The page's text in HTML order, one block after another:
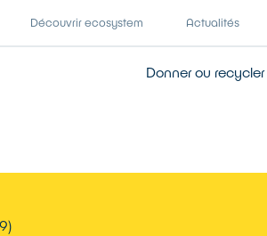
Découvrir ecosystem Actualités
Donner ou recycler